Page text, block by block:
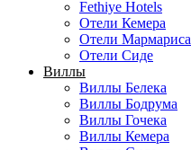
Fethiye Hotels
Отели Кемера
Отели Мармариса
Отели Сиде
Виллы
Виллы Белека
Виллы Бодрума
Виллы Гочека
Виллы Кемера